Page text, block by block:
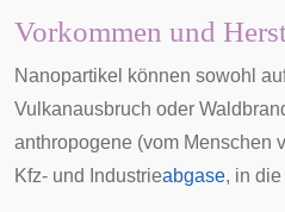
Vorkommen und
Nanopartikel können sowohl
Vulkanausbruch oder
anthropogene (vom Menschen
Kfz- und Industrieabgase, in